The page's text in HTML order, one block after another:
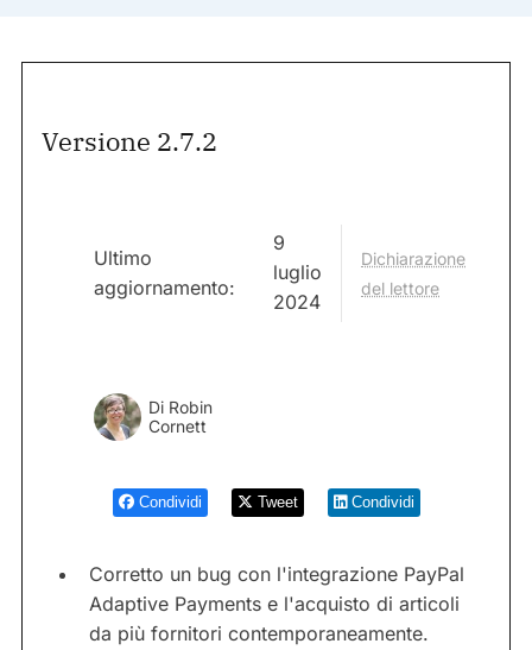
Versione 2.7.2
Ultimo
aggiornamento:
9
luglio
2024
Dichiarazione
del lettore
Di Robin
Cornett
Condividi Tweet Condividi
Corretto un bug con l'integrazione PayPal
Adaptive Payments e l'acquisto di articoli
da più fornitori contemporaneamente.